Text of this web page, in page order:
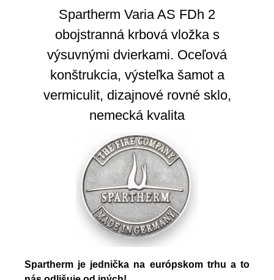
Spartherm Varia AS FDh 2
obojstranná krbová vložka s
výsuvnými dvierkami. Oceľová
konštrukcia, výsteľka šamot a
vermiculit, dizajnové rovné sklo,
nemecká kvalita
Spartherm je jednička na európskom trhu a to